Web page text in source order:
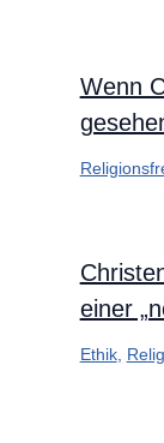
Wenn
einer
Ethik,